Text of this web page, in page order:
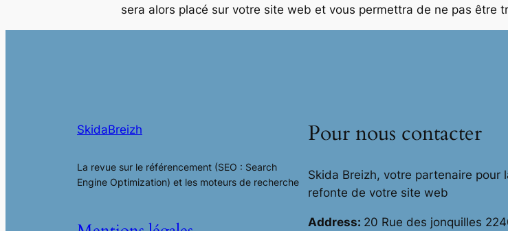
sera alors placé sur votre site web et vous permettra de ne pas être
SkidaBreizh
La revue sur le référencement (SEO : Search
Engine Optimization) et les moteurs de recherche
Pour nous contacter
Skida Breizh, votre partenaire pour
refonte de votre site web
Address: 20 Rue des jonquilles